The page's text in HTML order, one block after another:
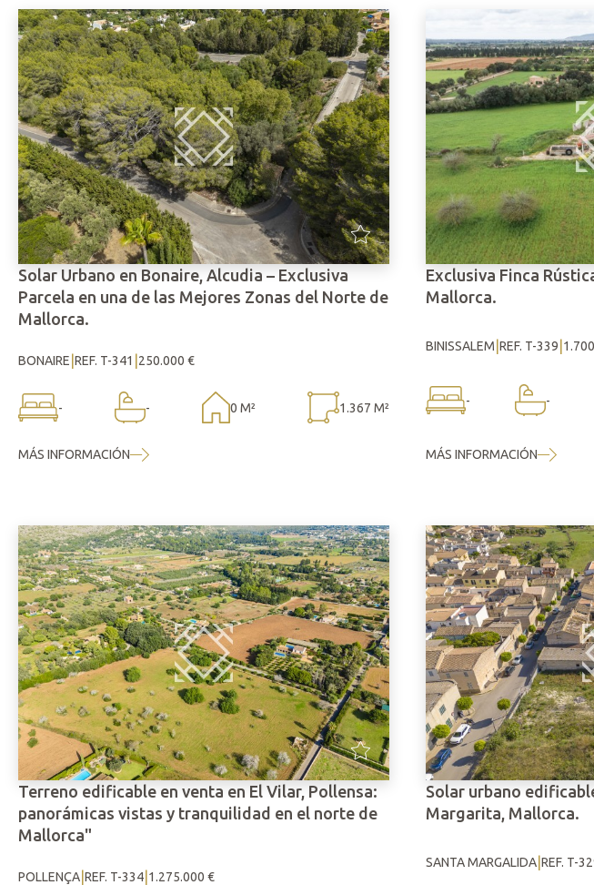
Solar Urbano en Bonaire, Alcudia – Exclusiva
Parcela en una de las Mejores Zonas del Norte de
Mallorca.
BONAIRE REF. T-341 250.000 €
- - 0 M² 1.367 M²
MÁS INFORMACIÓN
Exclusiva Finca
Mallorca.
BINISSALEM REF. T-339
- -
MÁS INFORMACIÓN
Terreno edificable en venta en El Vilar, Pollensa:
panorámicas vistas y tranquilidad en el norte de
Mallorca"
POLLENÇA REF. T-334 1.275.000 €
Solar urbano
Margarita, Mallorca.
SANTA MARGALIDA REF. T-